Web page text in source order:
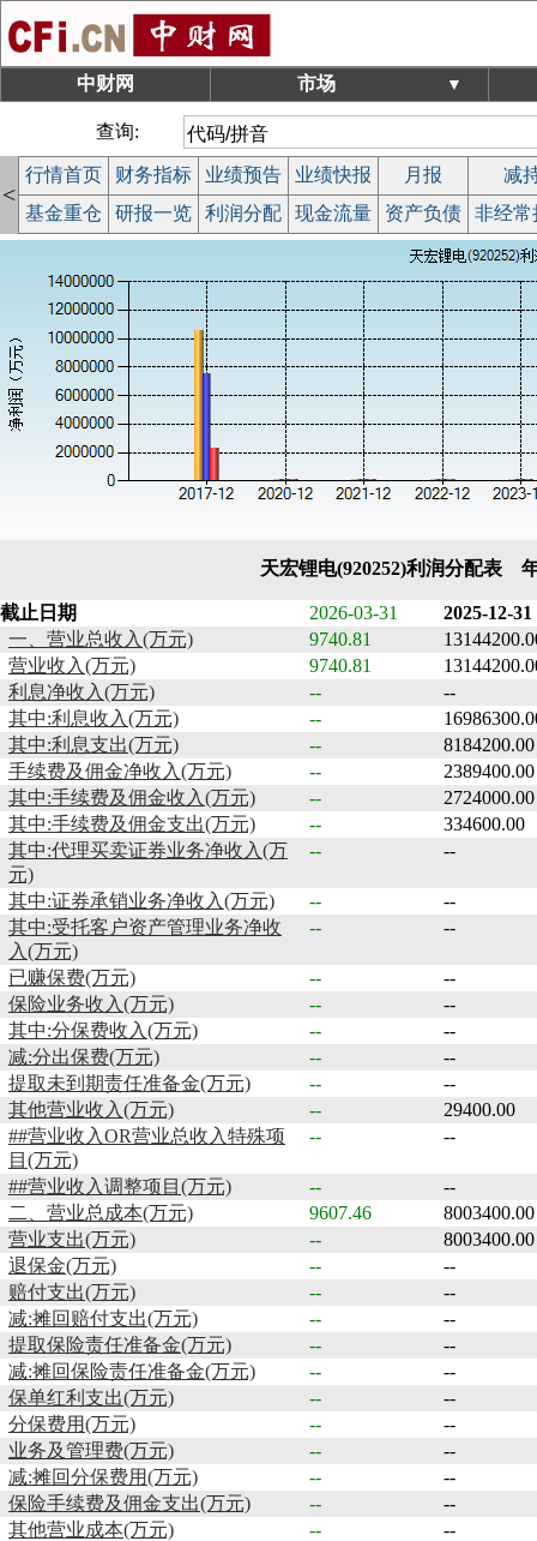
中财网 市场 ▼
查询:
<
行情首页 财务指标 业绩预告 业绩快报 月报
减
基金重仓
研报一览 利润分配 现金流量 资产负债 非经常
天宏锂电(920252)利润分配表
截止日期 2026-03-31
2025-12-31
一、营业总收入(万元)
9740.81
营业收入(万元)
9740.81
利息净收入(万元)
--
--
其中:利息收入(万元)
--
其中:利息支出(万元)
--
8184200.00
手续费及佣金净收入(万元)
--
2389400.00
其中:手续费及佣金收入(万元)
--
2724000.00
其中:手续费及佣金支出(万元)
--
334600.00
其中:代理买卖证券业务净收入(万
元)
-- --
其中:证券承销业务净收入(万元) --
--
其中:受托客户资产管理业务净收
入(万元)
-- --
已赚保费(万元) --
--
保险业务收入(万元)
--
--
其中:分保费收入(万元)
--
--
减:分出保费(万元)
--
--
提取未到期责任准备金(万元)
--
--
其他营业收入(万元)
--
29400.00
##营业收入OR营业总收入特殊项
目(万元)
-- --
##营业收入调整项目(万元) --
--
二、营业总成本(万元)
9607.46
8003400.00
营业支出(万元)
--
8003400.00
退保金(万元)
--
--
赔付支出(万元)
--
--
减:摊回赔付支出(万元)
--
--
提取保险责任准备金(万元)
--
--
减:摊回保险责任准备金(万元)
--
--
保单红利支出(万元)
--
--
分保费用(万元)
--
--
业务及管理费(万元)
--
--
减:摊回分保费用(万元)
--
--
保险手续费及佣金支出(万元)
--
--
其他营业成本(万元)
--
--